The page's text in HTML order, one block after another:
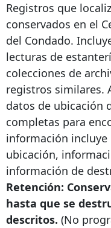
Registros que
conservados en el
del Condado.
lecturas de
colecciones de
registros similares.
datos de ubicación
completas para
información
ubicación,
información de
Retención:
hasta que se
descritos. (No